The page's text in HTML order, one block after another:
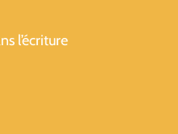
l’écriture